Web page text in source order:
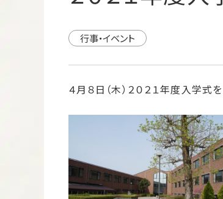
行事・イベント
４月８日（木）２０２１年度入学